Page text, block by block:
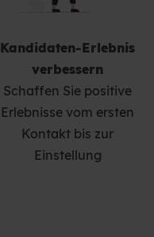
Kandidaten-Erlebnis
verbessern
Schaffen Sie positive
Erlebnisse vom ersten
Kontakt bis zur
Einstellung